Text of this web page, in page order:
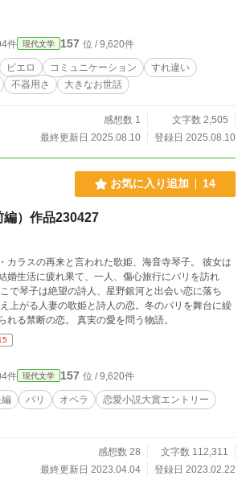
件 現代文学 157 位 / 9,620件
ピエロ コミュニケーション
すれ違い
不器用さ 大きなお世話
感想数 1
文字数 2,505
最終更新日 2025.08.10
登録日 2025.08.10
お気に入り追加 14
）作品230427
カラスの再来と言われた歌姫、海音寺琴子。 彼女は
婚生活に疲れ果て、一人、傷心旅行にパリを訪れ
で琴子は絶望の詩人、星野銀河と出会い恋に落ち
上がる人妻の歌姫と詩人の恋。冬のパリを舞台に繰
れる禁断の恋。 真実の愛を問う物語。
件 現代文学 157 位 / 9,620件
パリ オペラ
恋愛小説大賞エントリー
感想数 28
文字数 112,311
最終更新日 2023.04.04
登録日 2023.02.22